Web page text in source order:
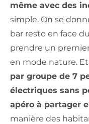
même avec des
simple. On se
bar resto en face
prendre un
en mode nature.
par groupe de 7
électriques sans
apéro à partager
manière des